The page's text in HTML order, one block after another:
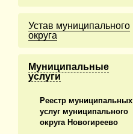
Устав муниципального
округа
Муниципальные
услуги
Реестр муниципальных
услуг муниципального
округа Новогиреево